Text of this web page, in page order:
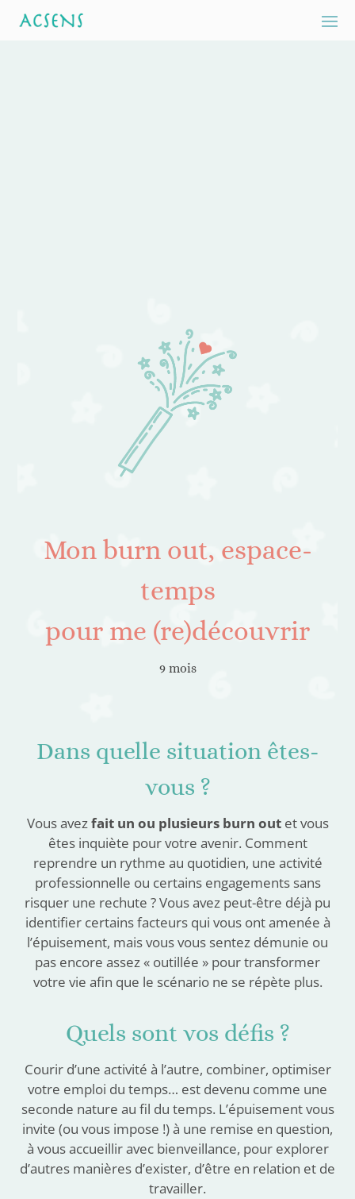
Mon burn out, espace-
temps
pour me (re)découvrir
9 mois
Dans quelle situation êtes-
vous ?
Vous avezfait un ou plusieurs burn outet vous
êtes inquiète pour votre avenir. Comment
reprendre un rythme au quotidien, une activité
professionnelle ou certains engagements sans
risquer une rechute ? Vous avez peut-être déjà pu
identifier certains facteurs qui vous ont amenée à
l’épuisement, mais vous vous sentez démunie ou
pas encore assez « outillée » pour transformer
votre vie afin que le scénario ne se répète plus.
Quels sont vos défis ?
Courir d’une activité à l’autre, combiner, optimiser
votre emploi du temps… est devenu comme une
seconde nature au fil du temps. L’épuisement vous
invite (ou vous impose !) à une remise en question,
à vous accueillir avec bienveillance, pour explorer
d’autres manières d’exister, d’être en relation et de
travailler.